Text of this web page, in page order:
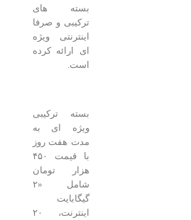
بسته های
ترکیبی و صرفا
اینترنتی ویژه
ای ارائه کرده
بسته ترکیبی
ویژه ای به
مدت هفت روز
با قیمت ۴۵۰
هزار تومان
گیگابایت
اینترنت، ۲۰